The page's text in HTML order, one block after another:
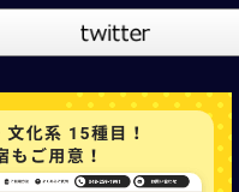
大阪営業所
吹奏楽